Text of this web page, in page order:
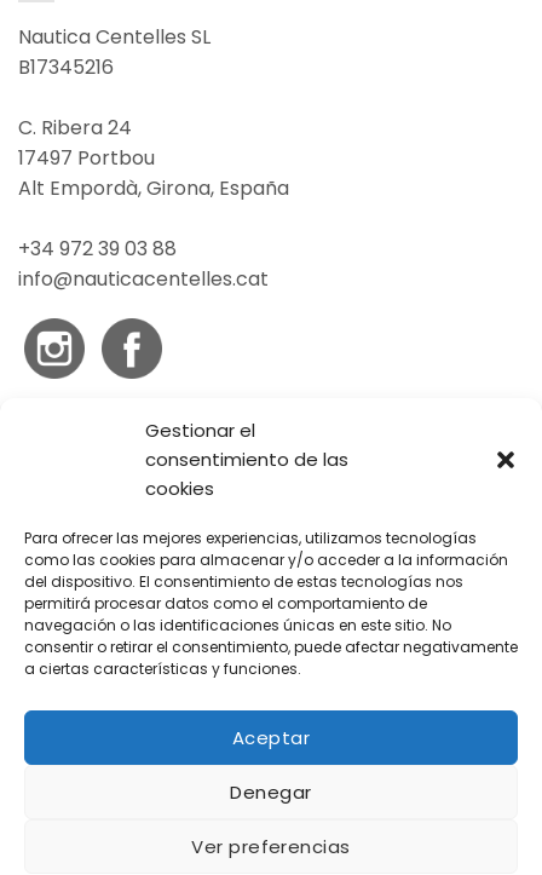
Gestionar el
consentimiento de las
cookies
Para ofrecer las mejores experiencias, utilizamos tecnologías
como las cookies para almacenar y/o acceder a la información
del dispositivo. El consentimiento de estas tecnologías nos
permitirá procesar datos como el comportamiento de
navegación o las identificaciones únicas en este sitio. No
consentir o retirar el consentimiento, puede afectar negativamente
a ciertas características y funciones.
Aceptar
Denegar
Ver preferencias
Nautica Centelles SL
B17345216
C. Ribera 24
17497 Portbou
Alt Empordà, Girona, España
+34 972 39 03 88
info@nauticacentelles.cat
Información
Ropa de Mujer
Ropa de Hombre
Política de privacidad
Condiciones generales de uso y contratación
Visa MasterCardMasterCard